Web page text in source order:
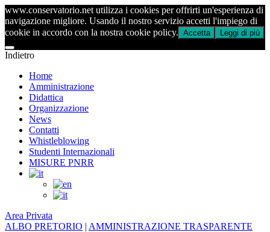
www.conservatorio.net utilizza i cookies per offrirti un'esperienza di
navigazione migliore. Usando il nostro servizio accetti l'impiego di
cookie in accordo con la nostra cookie policy. Accetta Leggi di più
Indietro
Home
Amministrazione
Didattica
Organizzazione
News
Contatti
Whistleblowing
Studenti Internazionali
MISURE PNRR
Area Privata
ALBO PRETORIO | AMMINISTRAZIONE TRASPARENTE